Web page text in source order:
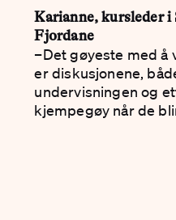
Karianne, kursleder i
Fjordane
–Det gøyeste med
er diskusjonene,
undervisningen og
kjempegøy når de